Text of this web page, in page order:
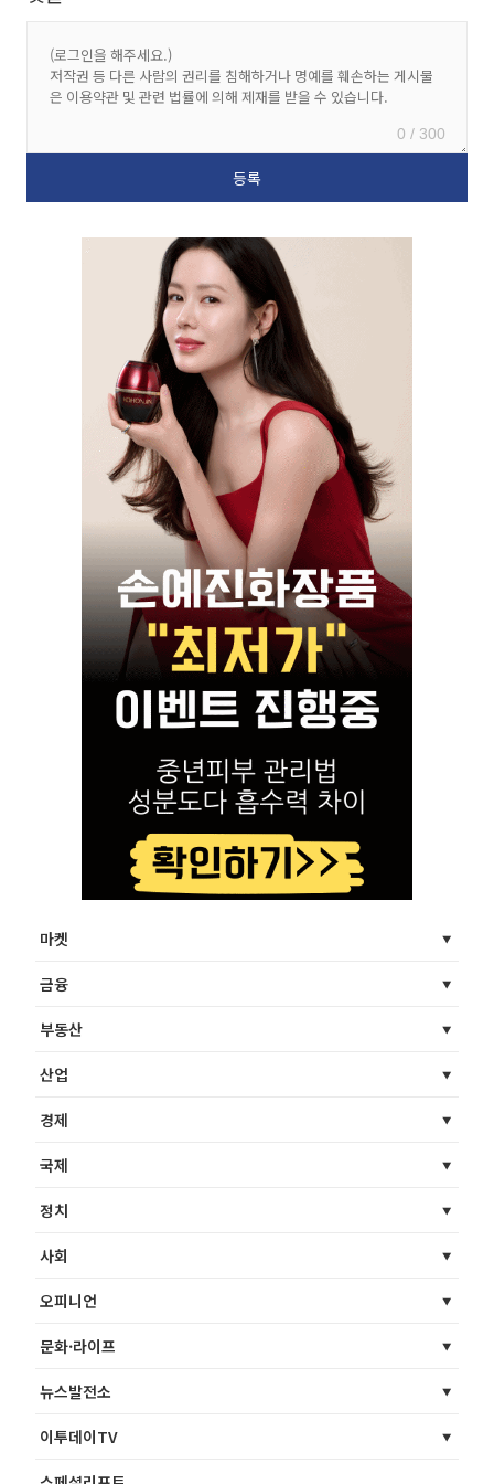
0 / 300
마켓
금융
부동산
산업
경제
국제
정치
사회
오피니언
문화·라이프
뉴스발전소
이투데이TV